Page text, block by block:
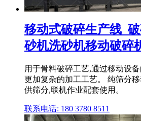
移动式破碎生产线_
砂机洗砂机移动破碎
用于骨料破碎工艺,通过移动设
更加复杂的加工工艺。 纯筛分
供筛分,联机作业配套使用。
联系电话: 180 3780 8511